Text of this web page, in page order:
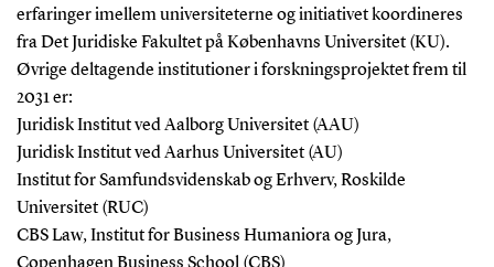
erfaringer imellem universiteterne og initiativet koordineres
fra Det Juridiske Fakultet på Københavns Universitet (KU).
Øvrige deltagende institutioner i forskningsprojektet frem til
2031 er:
Juridisk Institut ved Aalborg Universitet (AAU)
Juridisk Institut ved Aarhus Universitet (AU)
Institut for Samfundsvidenskab og Erhverv, Roskilde
Universitet (RUC)
CBS Law, Institut for Business Humaniora og Jura,
Copenhagen Business School (CBS)